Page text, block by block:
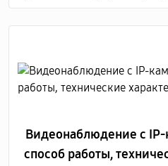
сети или через Интернет.
Видеонаблюдение с
способ работы,